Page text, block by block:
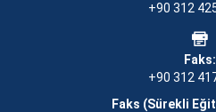
+90 312
Faks:
+90 312
Faks (Sürekli